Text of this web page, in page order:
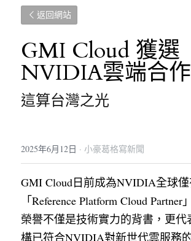
返回網站
GMI Cloud 獲選
NVIDIA雲端合
這算台灣之光
2025年6月12日 · 小豪葛格寫新聞
GMI Cloud日前成為NVIDIA全球僅
「Reference Platform Cloud
榮譽不僅是技術實力的背書，更
構已符合NVIDIA對新世代雲服務